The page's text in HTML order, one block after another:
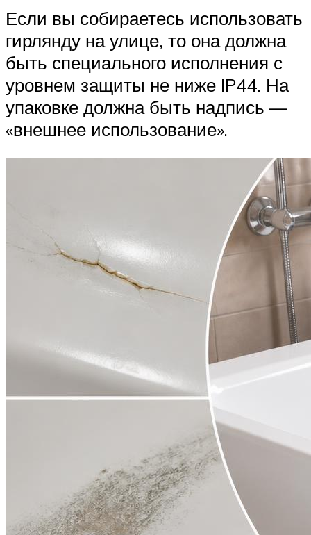
Если вы собираетесь использовать
гирлянду на улице, то она должна
быть специального исполнения с
уровнем защиты не ниже IP44. На
упаковке должна быть надпись —
«внешнее использование».